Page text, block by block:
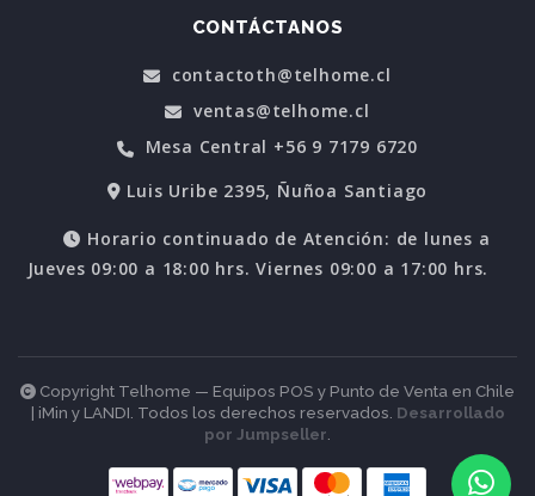
CONTÁCTANOS
contactoth@telhome.cl
ventas@telhome.cl
Mesa Central +56 9 7179 6720
Luis Uribe 2395, Ñuñoa Santiago
Horario continuado de Atención: de lunes a
Jueves 09:00 a 18:00 hrs. Viernes 09:00 a 17:00 hrs.
Copyright Telhome — Equipos POS y Punto de Venta en Chile
| iMin y LANDI. Todos los derechos reservados. Desarrollado
por Jumpseller